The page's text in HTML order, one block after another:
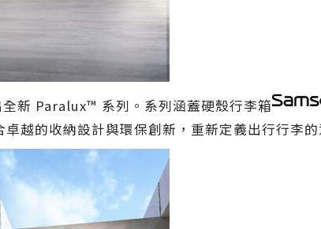
新 Paralux™ 系列。系列涵蓋硬殼行李箱
越的收納設計與環保創新，重新定義出行行李的